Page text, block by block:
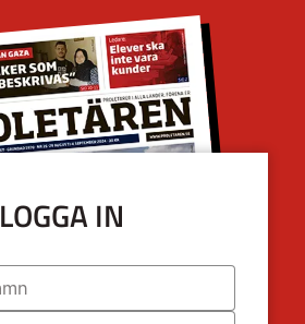
LOGGA IN